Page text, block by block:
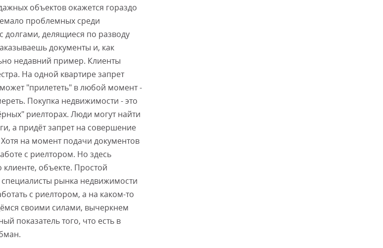
объектов окажется гораздо
проблемных среди
долгами, делящиеся по разводу
документы и, как
недавний пример. Клиенты
На одной квартире запрет
"прилететь" в любой момент -
Покупка недвижимости - это
риелторах. Люди могут найти
а придёт запрет на совершение
на момент подачи документов
с риелтором. Но здесь
объекте. Простой
специалисты рынка недвижимости
с риелтором, а на каком-то
своими силами, вычеркнем
показатель того, что есть в